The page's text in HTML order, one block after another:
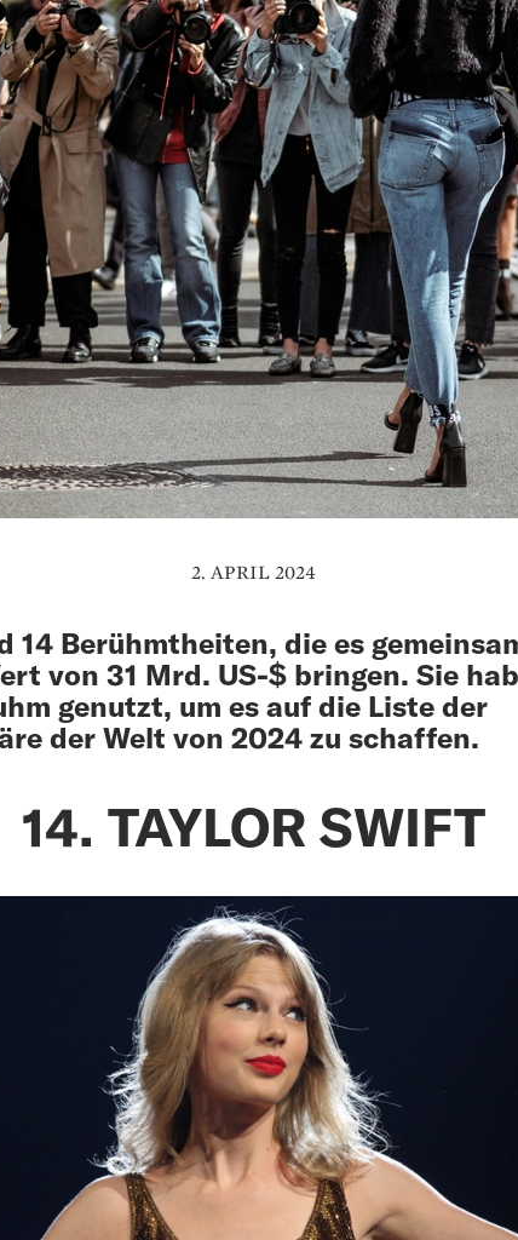
2. APRIL 2024
14 Berühmtheiten, die es
von 31 Mrd. US-$ bringen. Sie
genutzt, um es auf die Liste der
der Welt von 2024 zu schaffen.
14. TAYLOR SWIFT